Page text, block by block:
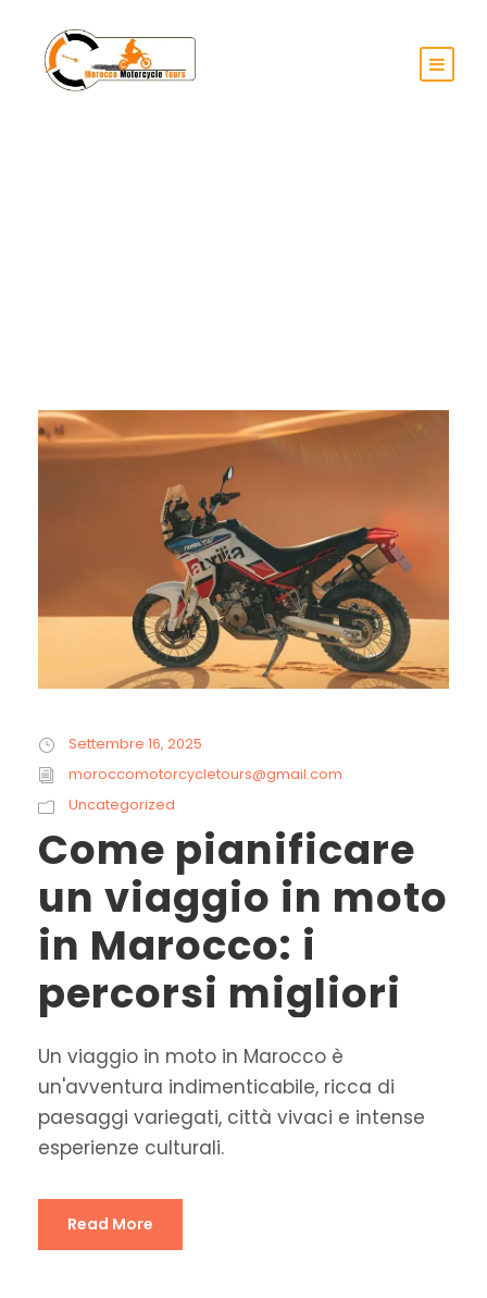
Settembre 16, 2025
moroccomotorcycletours@gmail.com
Uncategorized
Come pianificare
un viaggio in moto
in Marocco: i
percorsi migliori
Un viaggio in moto in Marocco è
un'avventura indimenticabile, ricca di
paesaggi variegati, città vivaci e intense
esperienze culturali.
Read More